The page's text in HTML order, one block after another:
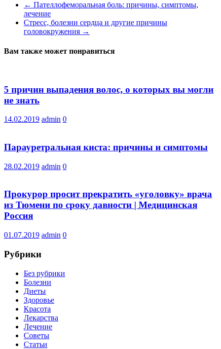
← Пателлофеморальная боль: причины, симптомы,
лечение
Стресс, болезни сердца и другие причины
головокружения →
Вам также может понравиться
5 причин выпадения волос, о которых вы могли
не знать
14.02.2019 admin 0
Парауретральная киста: причины и симптомы
28.02.2019 admin 0
Прокурор просит прекратить «уголовку» врача
из Тюмени по сроку давности | Медицинская
Россия
01.07.2019 admin 0
Рубрики
Без рубрики
Болезни
Диеты
Здоровье
Красота
Лекарства
Лечение
Советы
Статьи